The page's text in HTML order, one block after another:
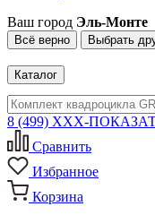
Ваш город Эль-Монте
Всё верно Выбрать
Каталог
8 (499) XXX-
Сравнить
Избранное
Корзина